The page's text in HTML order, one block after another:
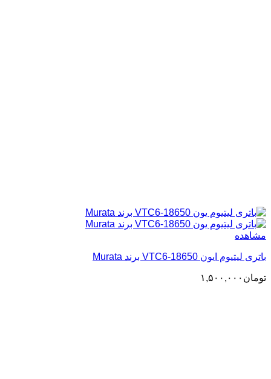
مشاهده
باتری لیتیوم ایون 18650-VTC6 برند Murata
تومان ۱,۵۰۰,۰۰۰